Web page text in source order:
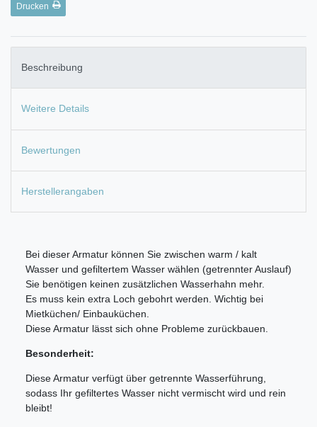
Drucken
Beschreibung
Weitere Details
Bewertungen
Herstellerangaben
Bei dieser Armatur können Sie zwischen warm / kalt
Wasser und gefiltertem Wasser wählen (getrennter Auslauf)
Sie benötigen keinen zusätzlichen Wasserhahn mehr.
Es muss kein extra Loch gebohrt werden. Wichtig bei
Mietküchen/ Einbauküchen.
Diese Armatur lässt sich ohne Probleme zurückbauen.
Besonderheit:
Diese Armatur verfügt über getrennte Wasserführung,
sodass Ihr gefiltertes Wasser nicht vermischt wird und rein
bleibt!